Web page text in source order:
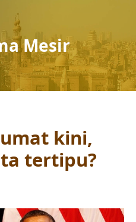
Mesir
kini,
tertipu?